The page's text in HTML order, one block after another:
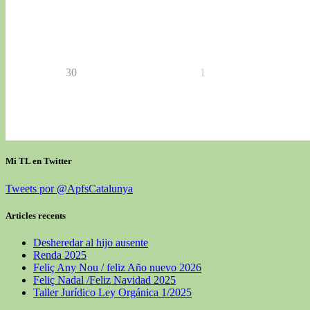
30 1
Mi TL en Twitter
Tweets por @ApfsCatalunya
Articles recents
Desheredar al hijo ausente
Renda 2025
Feliç Any Nou / feliz Año nuevo 2026
Feliç Nadal /Feliz Navidad 2025
Taller Jurídico Ley Orgánica 1/2025